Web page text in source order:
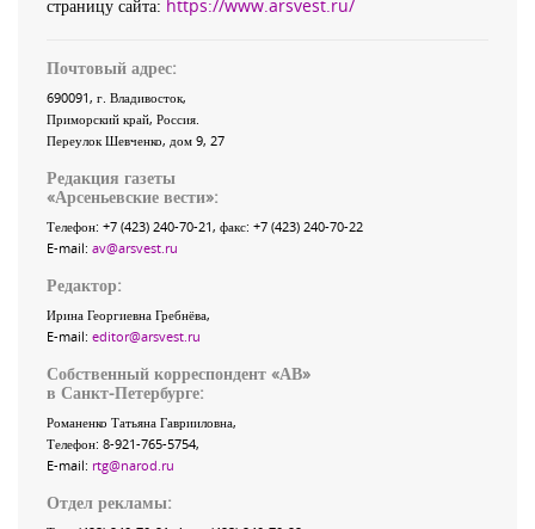
страницу сайта: https://www.arsvest.ru/
Почтовый адрес:
690091, г. Владивосток,
Приморский край, Россия
Переулок Шевченко, дом 9, 27
Редакция газеты
«Арсеньевские вести»:
Телефон: +7 (423) 240-70-21, факс: +7 (423) 240-70-22
E-mail: av@arsvest.ru
Редактор:
Ирина Георгиевна Гребнёва,
E-mail: editor@arsvest.ru
Собственный корреспондент «АВ»
в Санкт-Петербурге:
Романенко Татьяна Гаврииловна,
Телефон: 8-921-765-5754,
E-mail: rtg@narod.ru
Отдел рекламы: